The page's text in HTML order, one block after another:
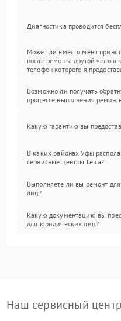
Диагностика проводится
Может ли вместо меня
после ремонта другой
телефон которого я
Возможно ли получать
процессе выполнения
Какую гарантию вы
В каких районах Уфы
сервисные центры Leica?
Выполняете ли вы ремонт
лиц?
Какую документацию вы
для юридических лиц?
Наш сервисный